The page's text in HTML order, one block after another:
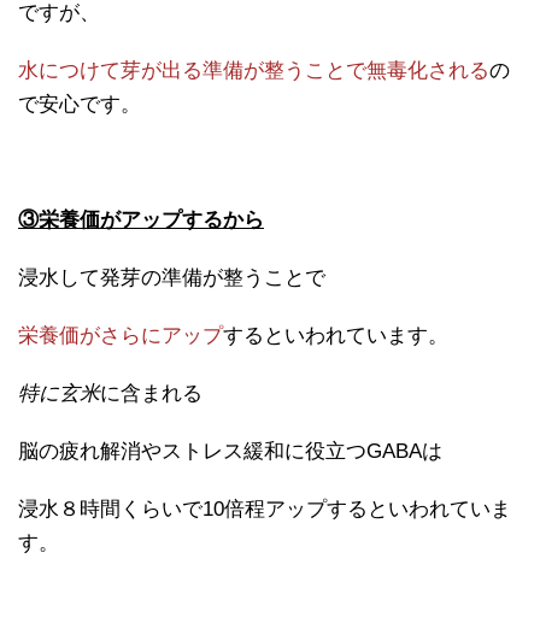
ですが、
水につけて芽が出る準備が整うことで無毒化されるの
で安心です。
③栄養価がアップするから
浸水して発芽の準備が整うことで
栄養価がさらにアップするといわれています。
特に玄米に含まれる
脳の疲れ解消やストレス緩和に役立つGABAは
浸水８時間くらいで10倍程アップするといわれていま
す。